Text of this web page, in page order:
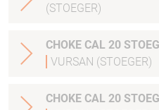
(STOEGER)
CHOKE CAL 20
VURSAN (STOEGER)
CHOKE CAL 20